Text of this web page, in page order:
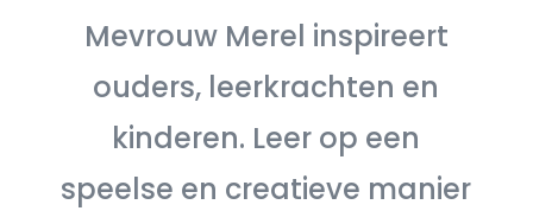
Mevrouw Merel inspireert
ouders, leerkrachten en
kinderen. Leer op een
speelse en creatieve manier